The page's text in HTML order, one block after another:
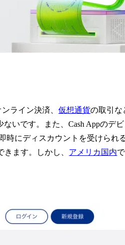
ンライン決済、仮想通貨の取引な
いです。また、Cash Appのデ
時にディスカウントを受けられ
ます。しかし、 アメリカ国内